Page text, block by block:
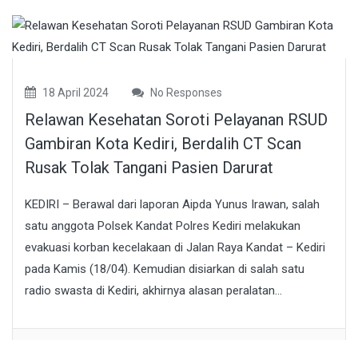
18 April 2024 No Responses
Relawan Kesehatan Soroti Pelayanan RSUD
Gambiran Kota Kediri, Berdalih CT Scan
Rusak Tolak Tangani Pasien Darurat
KEDIRI – Berawal dari laporan Aipda Yunus Irawan, salah
satu anggota Polsek Kandat Polres Kediri melakukan
evakuasi korban kecelakaan di Jalan Raya Kandat – Kediri
pada Kamis (18/04). Kemudian disiarkan di salah satu
radio swasta di Kediri, akhirnya alasan peralatan...